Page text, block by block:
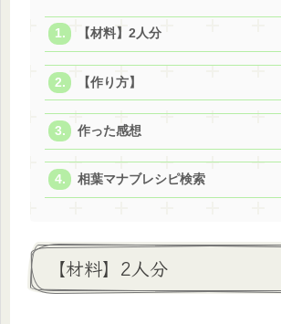
【材料】2人分
【作り方】
作った感想
相葉マナブレシピ検索
【材料】2人分